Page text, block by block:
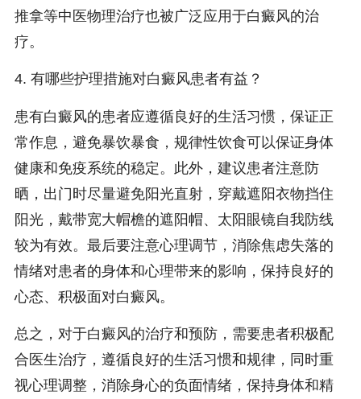
推拿等中医物理治疗也被广泛应用于白癜风的治
疗。
4. 有哪些护理措施对白癜风患者有益？
患有白癜风的患者应遵循良好的生活习惯，保证正
常作息，避免暴饮暴食，规律性饮食可以保证身体
健康和免疫系统的稳定。此外，建议患者注意防
晒，出门时尽量避免阳光直射，穿戴遮阳衣物挡住
阳光，戴带宽大帽檐的遮阳帽、太阳眼镜自我防线
较为有效。最后要注意心理调节，消除焦虑失落的
情绪对患者的身体和心理带来的影响，保持良好的
心态、积极面对白癜风。
总之，对于白癜风的治疗和预防，需要患者积极配
合医生治疗，遵循良好的生活习惯和规律，同时重
视心理调整，消除身心的负面情绪，保持身体和精